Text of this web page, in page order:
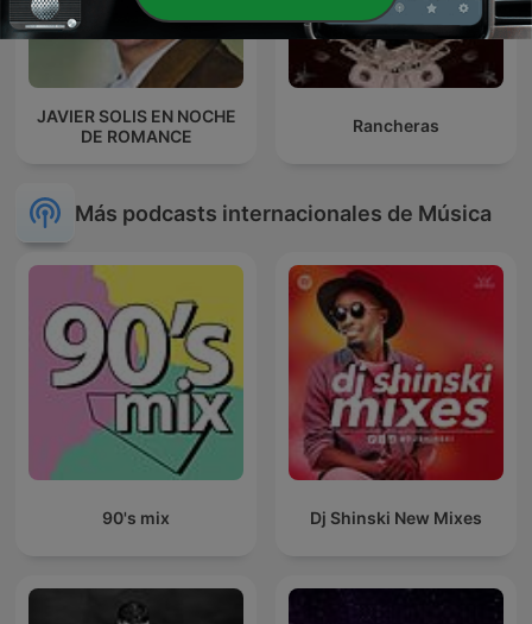
JAVIER SOLIS EN NOCHE
DE ROMANCE
Rancheras
Más podcasts internacionales de Música
90's mix Dj Shinski New Mixes